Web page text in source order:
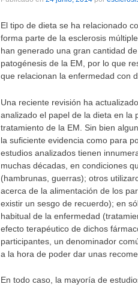
El tipo de dieta se ha relacionado
forma parte de la esclerosis
han generado una gran cantidad
patogénesis de la EM, por lo que
que relacionan la enfermedad con
Una reciente revisión ha
analizado el papel de la dieta en la
tratamiento de la EM. Sin bien
la suficiente evidencia como para
estudios analizados tienen
muchas décadas, en condiciones
(hambrunas, guerras); otros
acerca de la alimentación de los
existir un sesgo de recuerdo); en
habitual de la enfermedad
efecto terapéutico de dichos
participantes, un denominador
a la hora de poder dar unas
En todo caso, la mayoría de